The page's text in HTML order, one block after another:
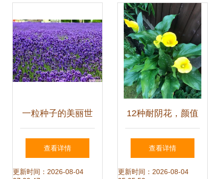
与美丽图鉴
一粒种子的美丽世
界 —— 花卉种子
杂志
查看详情
更新时间：2026-08-04
12种耐阴花，颜值
爆表又好养，比绿
萝吊兰美一万倍
查看详情
更新时间：2026-08-04